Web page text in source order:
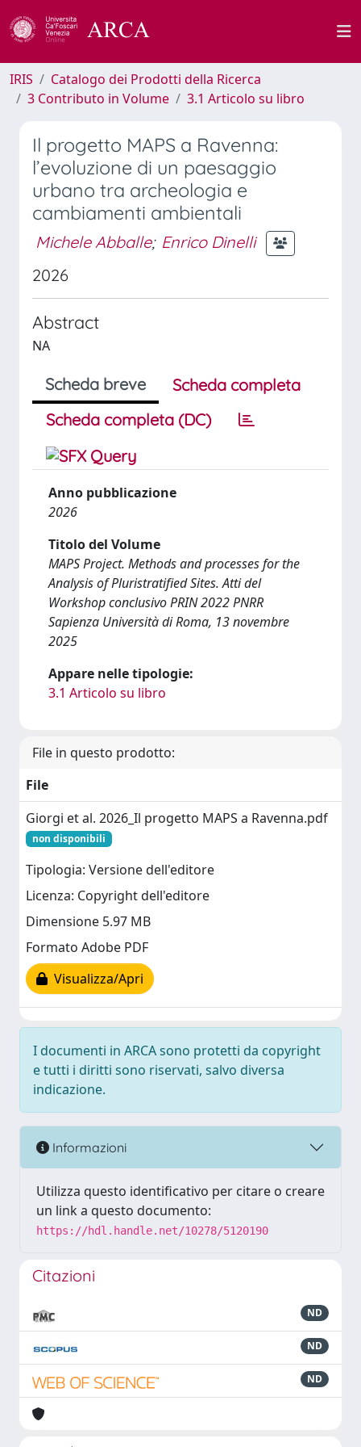
IRIS
Catalogo dei Prodotti della Ricerca
3 Contributo in Volume
3.1 Articolo su libro
Il progetto MAPS a Ravenna:
l’evoluzione di un paesaggio
urbano tra archeologia e
cambiamenti ambientali
Michele Abballe; Enrico Dinelli
2026
Abstract
NA
Scheda breve
Scheda completa
Scheda completa (DC)
Anno pubblicazione
2026
Titolo del Volume
MAPS Project. Methods and processes for the
Analysis of Pluristratified Sites. Atti del
Workshop conclusivo PRIN 2022 PNRR
Sapienza Università di Roma, 13 novembre
2025
Appare nelle tipologie:
3.1 Articolo su libro
File in questo prodotto:
File
Giorgi et al. 2026_Il progetto MAPS a Ravenna.pdf
non disponibili
Tipologia: Versione dell'editore
Licenza: Copyright dell'editore
Dimensione 5.97 MB
Formato Adobe PDF
Visualizza/Apri
I documenti in ARCA sono protetti da copyright
e tutti i diritti sono riservati, salvo diversa
indicazione.
Informazioni
Utilizza questo identificativo per citare o creare
un link a questo documento:
https://hdl.handle.net/10278/5120190
Citazioni
ND
ND
ND